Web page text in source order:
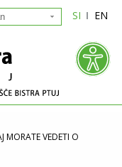
SI EN
MORATE VEDETI O